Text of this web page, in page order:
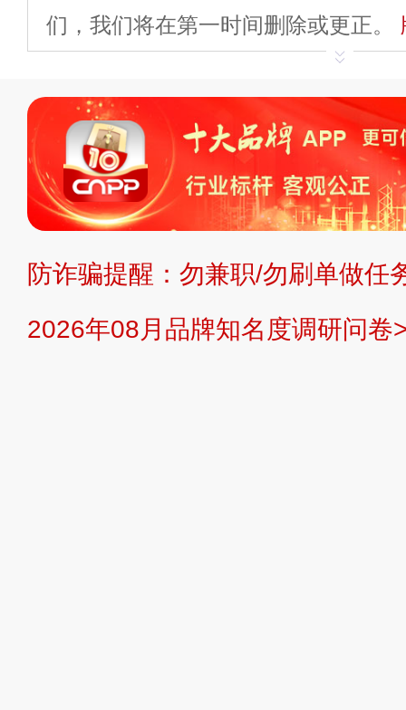
们，我们将在第一时间删除或更正。
平台自有内容（文字
标、LOGO 等）知识产权归本站所
复制、转载、商用。本站不生产产
不代理、不招商、不提供中介服务。
持投资购买的观点或意见，页面信息
提交说明： 快速提交发布>> 提交品
防诈骗提醒：勿兼职/勿刷单做任
2026年08月品牌知名度调研问卷